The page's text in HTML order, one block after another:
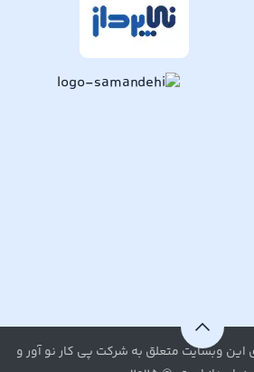
وبسایت متعلق به شرکت پی کار نو آور و